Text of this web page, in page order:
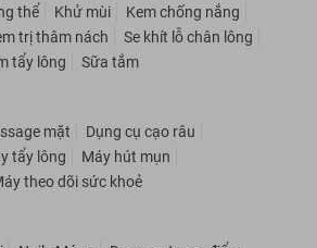
thể Khử mùi
Kem chống nắng
trị thâm nách
Se khít lỗ chân lông
tẩy lông Sữa tắm
mặt
Dụng cụ cạo râu
tẩy lông
Máy hút mụn
theo dõi sức khoẻ